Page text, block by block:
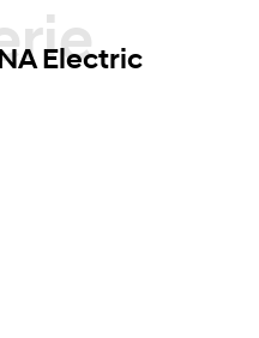
Electric